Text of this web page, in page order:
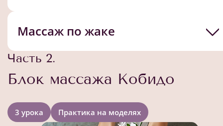
Массаж по жаке
Часть 2.
Блок массажа Кобидо
3 урока Практика на моделях